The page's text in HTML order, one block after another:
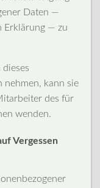
Daten —
Erklärung — zu
nehmen, kann sie
des für
wenden.
Vergessen